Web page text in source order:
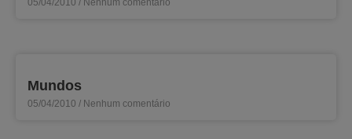
Mundos
05/04/2010 Nenhum comentário